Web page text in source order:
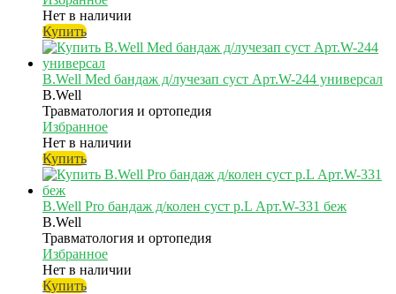
Нет в наличии
Купить
B.Well Med бандаж д/лучезап суст Арт.W-244 универсал
B.Well
Травматология и ортопедия
Избранное
Нет в наличии
Купить
B.Well Pro бандаж д/колен суст р.L Арт.W-331 беж
B.Well
Травматология и ортопедия
Избранное
Нет в наличии
Купить